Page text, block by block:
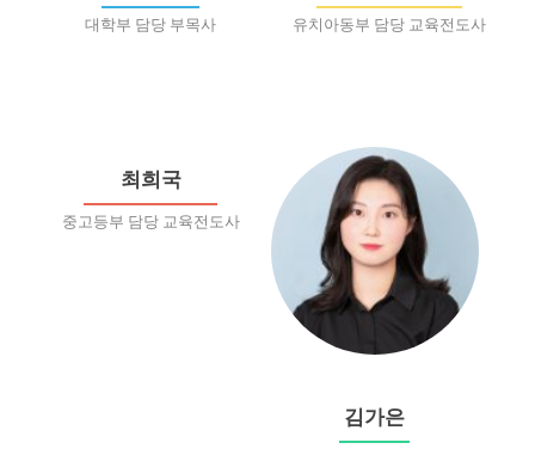
대학부 담당 부목사 유치아동부 담당 교육전도사
최희국
중고등부 담당 교육전도사
김가은